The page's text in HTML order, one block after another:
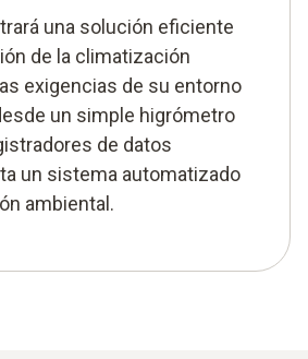
una solución eficiente
de la climatización
exigencias de su entorno
un simple higrómetro
de datos
un sistema automatizado
ambiental.